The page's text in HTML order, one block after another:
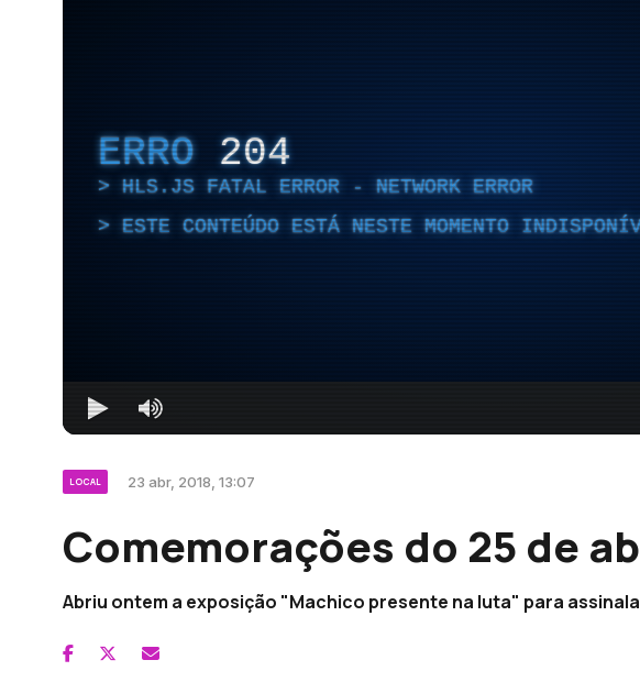
ERRO 204
HLS.JS FATAL ERROR - NETWORK ERROR
ESTE CONTEÚDO ESTÁ NESTE MOMENTO
LOCAL 23 abr, 2018, 13:07
Comemorações do 25 de
Abriu ontem a exposição "Machico presente na luta" para